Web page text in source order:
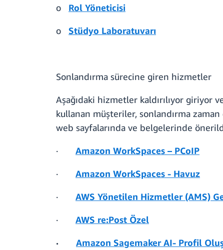
o Rol Yöneticisi
o Stüdyo Laboratuvarı
Sonlandırma sürecine giren hizmetler
Aşağıdaki hizmetler kaldırılıyor giriyor
kullanan müşteriler, sonlandırma
web sayfalarında ve belgelerinde
· Amazon WorkSpaces – PCoIP
· Amazon WorkSpaces - Havuz
· AWS Yönetilen Hizmetler (AMS)
· AWS re:Post Özel
· Amazon Sagemaker AI- Profil